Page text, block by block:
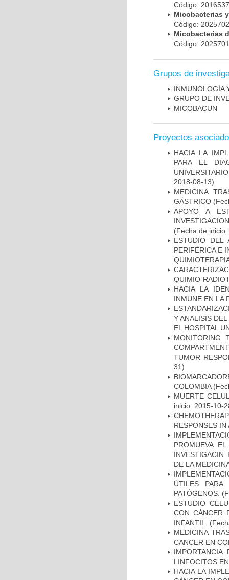
Código:
Micobacterias
Código:
Micobacterias
Código:
Grupos de
INMUNOLOGÍA
GRUPO DE
MICOBAC­UN
Proyectos
HACIA LA
PARA EL
2018-08-13)
MEDICINA
GÁSTRICO
APOYO A
(Fecha de
ESTUDIO DEL
PERIFÉRICA E
QUIMIO-
HACIA LA
INMUNE EN LA
Y ANALISIS
EL HOSPITAL
MONITORING
TUMOR
31)
COLOMBIA
MUERTE
inicio: 2015-10-
RESPONSES IN
PROMUEVA
INVESTIGACIN
DE LA
ÚTILES
PATÓGENOS.
ESTUDIO
CON CÁNCER
INFANTIL.
MEDICINA
CANCER EN
LINFOCITOS
HACIA LA